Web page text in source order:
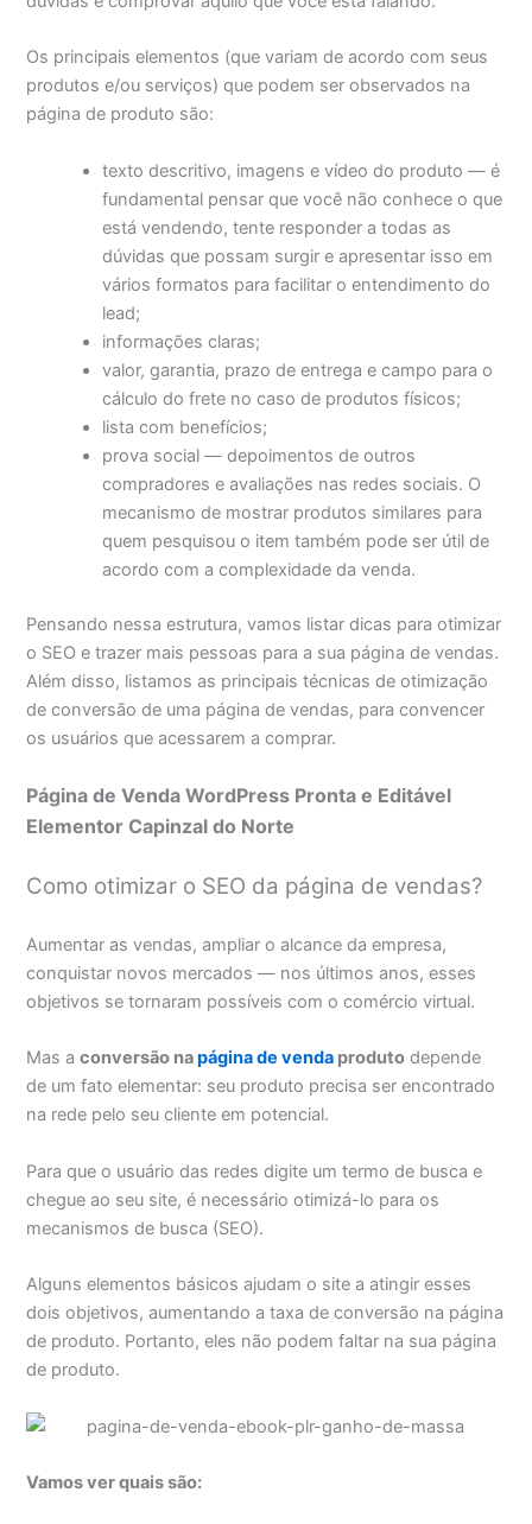
Os principais elementos (que variam de acordo com seus
produtos e/ou serviços) que podem ser observados na
página de produto são:
texto descritivo, imagens e vídeo do produto — é
fundamental pensar que você não conhece o que
está vendendo, tente responder a todas as
dúvidas que possam surgir e apresentar isso em
vários formatos para facilitar o entendimento do
lead;
informações claras;
valor, garantia, prazo de entrega e campo para o
cálculo do frete no caso de produtos físicos;
lista com benefícios;
prova social — depoimentos de outros
compradores e avaliações nas redes sociais. O
mecanismo de mostrar produtos similares para
quem pesquisou o item também pode ser útil de
acordo com a complexidade da venda.
Pensando nessa estrutura, vamos listar dicas para otimizar
o SEO e trazer mais pessoas para a sua página de vendas.
Além disso, listamos as principais técnicas de otimização
de conversão de uma página de vendas, para convencer
os usuários que acessarem a comprar.
Página de Venda WordPress Pronta e Editável
Elementor Capinzal do Norte
Como otimizar o SEO da página de vendas?
Aumentar as vendas, ampliar o alcance da empresa,
conquistar novos mercados — nos últimos anos, esses
objetivos se tornaram possíveis com o comércio virtual.
Mas aconversão napágina de venda produto depende
de um fato elementar: seu produto precisa ser encontrado
na rede pelo seu cliente em potencial.
Para que o usuário das redes digite um termo de busca e
chegue ao seu site, é necessário otimizá-lo para os
mecanismos de busca (SEO).
Alguns elementos básicos ajudam o site a atingir esses
dois objetivos, aumentando a taxa de conversão na página
de produto. Portanto, eles não podem faltar na sua página
de produto.
Vamos ver quais são: